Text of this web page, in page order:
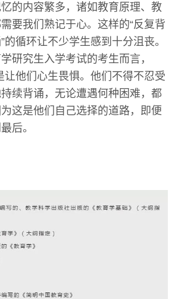
的内容繁多，诸如教育原理、教
要我们熟记于心。这样的“反复背
的循环让不少学生感到十分沮丧。
研究生入学考试的考生而言，
让他们心生畏惧。他们不得不忍受
续背诵，无论遭遇何种困难，都
这是他们自己选择的道路，即便
后。